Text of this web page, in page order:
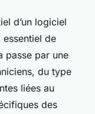
d’un logiciel
essentiel de
passe par une
du type
liées au
des